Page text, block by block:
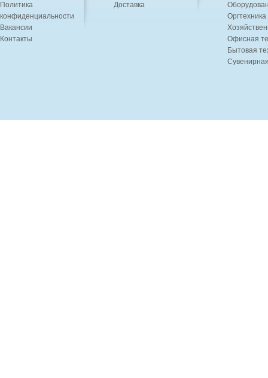
Политика
конфиденциальности
Вакансии
Контакты
Доставка
Офисная
Бытовая